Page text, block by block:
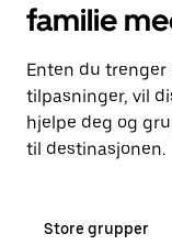
familie
Enten du trenger
tilpasninger, vil
hjelpe deg og
til destinasjonen.
Store grupper